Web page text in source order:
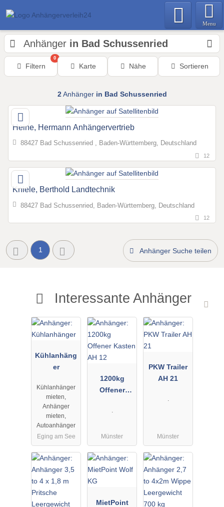
Menu
Anhänger in Bad Schussenried
Filtern
0
Karte Nähe Sortieren
2Anhänger in Bad Schussenried
Heine, Hermann Anhängervertrieb
88427 Bad Schussenried , Baden-Württemberg, Deutschland
12
Kniele, Berthold Landtechnik
88427 Bad Schussenried, Baden-Württemberg, Deutschland
12
1 Anhänger Suche teilen
Interessante Anhänger
Kühlanhäng
er
Kühlanhänger
mieten,
Anhänger
mieten,
Autoanhänger
Eging am See
1200kg
Offener
12
Münster
PKW Trailer
AH 21
Münster
MietPoint